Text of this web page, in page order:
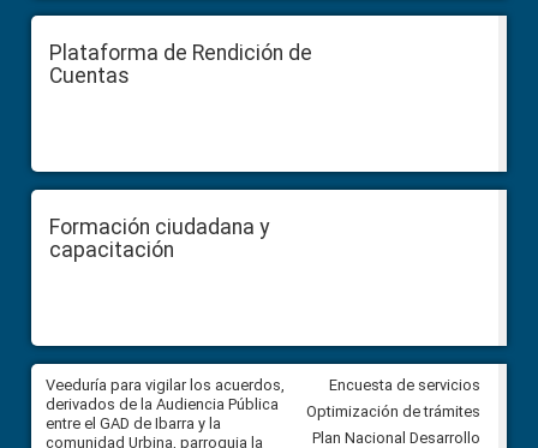
Plataforma de Rendición de
Cuentas
Formación ciudadana y
capacitación
Veeduría para vigilar los acuerdos,
derivados de la Audiencia Pública
entre el GAD de Ibarra y la
comunidad Urbina, parroquia la
CPCCS convoca a Veeduría
Ciudadana para vigilar el
en la Universidad de Cuenca
Encuesta de servicios
Optimización de trámites
Plan Nacional Desarrollo